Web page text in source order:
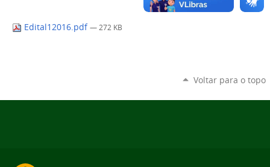
Edital12016.pdf — 272 KB
Voltar para o topo